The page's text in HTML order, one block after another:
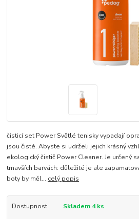
čisticí set Power Světlé tenisky vypadají
jsou čisté. Abyste si udrželi jejich krásný
ekologický čistič Power Cleaner. Je určený
tmavších barvách: důležité je ale
boty by měl... celý popis
Dostupnost Skladem 4 ks